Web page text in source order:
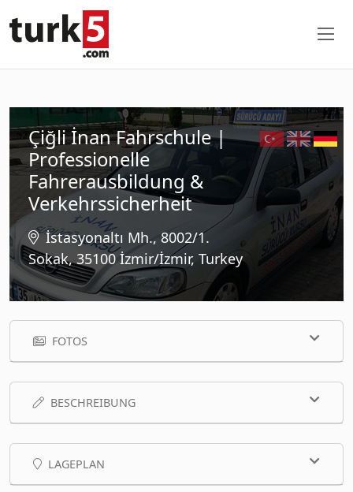
Çiğli İnan Fahrschule |
Professionelle
Fahrerausbildung &
Verkehrssicherheit
İstasyonaltı Mh., 8002/1.
Sokak, 35100 İzmir/İzmir, Turkey
FOTOS
BESCHREIBUNG
LAGEPLAN